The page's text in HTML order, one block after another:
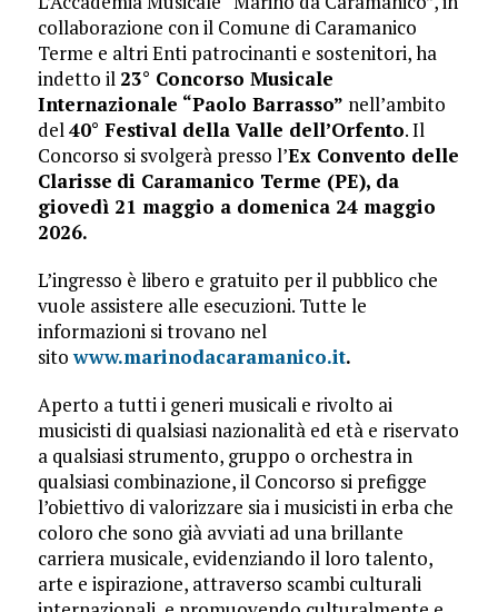
collaborazione con il Comune di Caramanico
Terme e altri Enti patrocinanti e sostenitori, ha
indetto il 23° Concorso Musicale
Internazionale “Paolo Barrasso” nell’ambito
del40° Festival della Valle dell’Orfento. Il
Concorso si svolgerà presso l’Ex Convento delle
Clarisse di Caramanico Terme (PE), da
giovedì 21 maggio a domenica 24 maggio
2026.
L’ingresso è libero e gratuito per il pubblico che
vuole assistere alle esecuzioni. Tutte le
informazioni si trovano nel
sitowww.marinodacaramanico.it.
Aperto a tutti i generi musicali e rivolto ai
musicisti di qualsiasi nazionalità ed età e riservato
a qualsiasi strumento, gruppo o orchestra in
qualsiasi combinazione, il Concorso si prefigge
l’obiettivo di valorizzare sia i musicisti in erba che
coloro che sono già avviati ad una brillante
carriera musicale, evidenziando il loro talento,
arte e ispirazione, attraverso scambi culturali